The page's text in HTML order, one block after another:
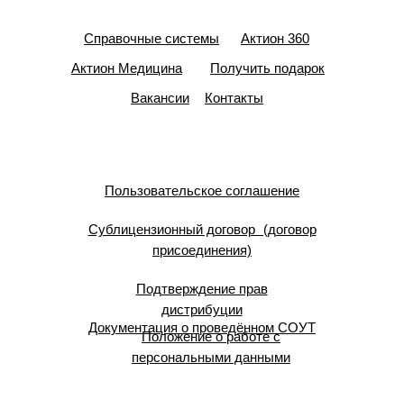
Справочные системы
Актион 360
Актион Медицина
Получить подарок
Вакансии
Контакты
Пользовательское соглашение
Сублицензионный договор (договор
присоединения)
Подтверждение прав
дистрибуции
Документация о проведённом СОУТ
Положение о работе с
персональными данными